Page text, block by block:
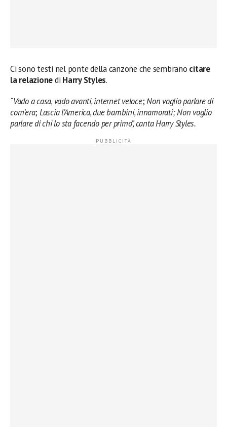
Ci sono testi nel ponte della canzone che sembrano citare
la relazionedi Harry Styles.
“Vado a casa, vado avanti, internet veloce;Non voglio parlare di
com’era; Lascia l’America, due bambini, innamorati; Non voglio
parlare di chi lo sta facendo per primo”, canta Harry Styles.